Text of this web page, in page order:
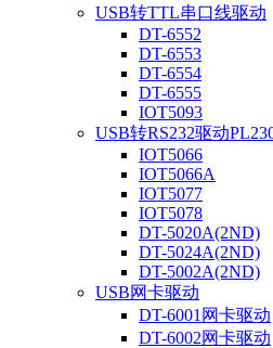
USB转TTL串口线驱动
DT-6552
DT-6553
DT-6554
DT-6555
IOT5093
USB转RS232驱动
IOT5066
IOT5066A
IOT5077
IOT5078
DT-5020A(2ND)
DT-5024A(2ND)
DT-5002A(2ND)
USB网卡驱动
DT-6001网卡驱动
DT-6002网卡驱动